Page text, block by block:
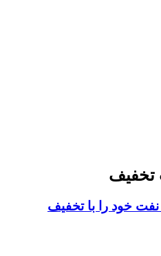
تخفیف
نفت خود را با تخفیف